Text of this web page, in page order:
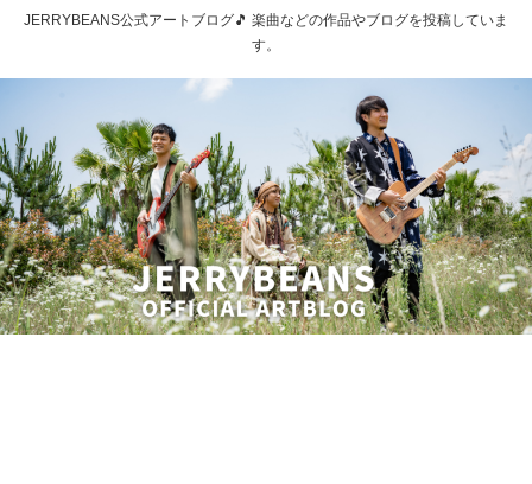
JERRYBEANS公式アートブログ🎵 楽曲などの作品やブログを投稿していま
す。